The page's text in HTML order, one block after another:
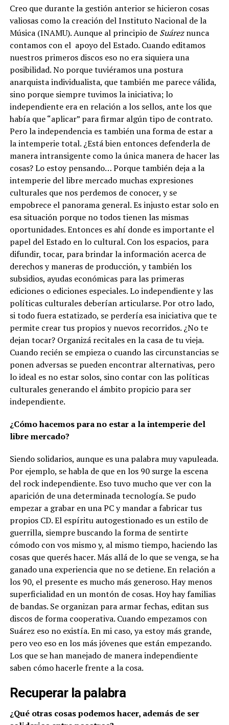
Creo que durante la gestión anterior se hicieron cosas
valiosas como la creación del Instituto Nacional de la
Música (INAMU).Aunque al principio de Suáreznunca
contamos con el apoyo del Estado. Cuando editamos
nuestros primeros discos eso no era siquiera una
posibilidad. No porque tuviéramos una postura
anarquista individualista, que también me parece válida,
sino porque siempre tuvimos la iniciativa; lo
independiente era en relación a los sellos, ante los que
había que “aplicar” para firmar algún tipo de contrato.
Pero la independencia es también una forma de estar a
la intemperie total. ¿Está bien entonces defenderla de
manera intransigente como la única manera de hacer las
cosas? Lo estoy pensando… Porque también deja a la
intemperie del libre mercado muchas expresiones
culturales que nos perdemos de conocer, y se
empobrece el panorama general. Es injusto estar solo en
esa situación porque no todos tienen las mismas
oportunidades. Entonces es ahí donde es importante el
papel del Estado en lo cultural. Con los espacios, para
difundir, tocar, para brindar la información acerca de
derechos y maneras de producción, y también los
subsidios, ayudas económicas para las primeras
ediciones o ediciones especiales. Lo independiente y las
políticas culturales deberían articularse. Por otro lado,
si todo fuera estatizado, se perdería esa iniciativa que te
permite crear tus propios y nuevos recorridos. ¿No te
dejan tocar? Organizá recitales en la casa de tu vieja.
Cuando recién se empieza o cuando las circunstancias se
ponen adversas se pueden encontrar alternativas, pero
lo ideal es no estar solos, sino contar con las políticas
culturales generando el ámbito propicio para ser
independiente.
¿Cómo hacemos para no estar a la intemperie del
libre mercado?
Siendo solidarios, aunque es una palabra muy vapuleada.
Por ejemplo, se habla de que en los 90 surge la escena
del rock independiente. Eso tuvo mucho que ver con la
aparición de una determinada tecnología. Se pudo
empezar a grabar en una PC y mandar a fabricar tus
propios CD. El espíritu autogestionado es un estilo de
guerrilla, siempre buscando la forma de sentirte
cómodo con vos mismo y, al mismo tiempo, haciendo las
cosas que querés hacer. Más allá de lo que se venga, se ha
ganado una experiencia que no se detiene. En relación a
los 90, el presente es mucho más generoso. Hay menos
superficialidad en un montón de cosas. Hoy hay familias
de bandas. Se organizan para armar fechas, editan sus
discos de forma cooperativa. Cuando empezamos con
Suárez eso no existía. En mi caso, ya estoy más grande,
pero veo eso en los más jóvenes que están empezando.
Los que se han manejado de manera independiente
saben cómo hacerle frente a la cosa.
Recuperar la palabra
¿Qué otras cosas podemos hacer, además de ser